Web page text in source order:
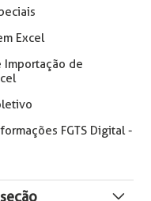
Excel
Importação de
FGTS Digital -